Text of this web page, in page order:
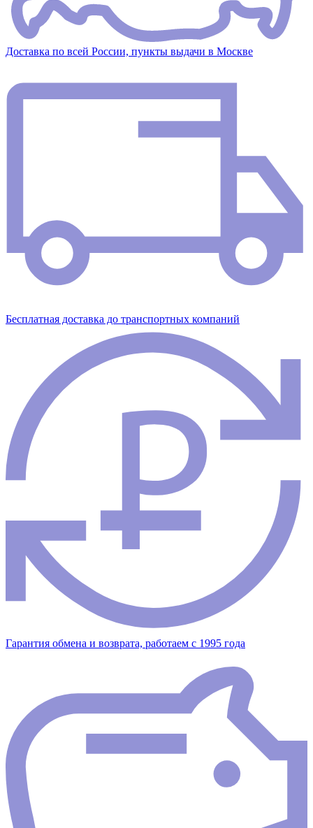
Доставка по всей России, пункты выдачи в Москве
Бесплатная доставка до транспортных компаний
Гарантия обмена и возврата, работаем с 1995 года